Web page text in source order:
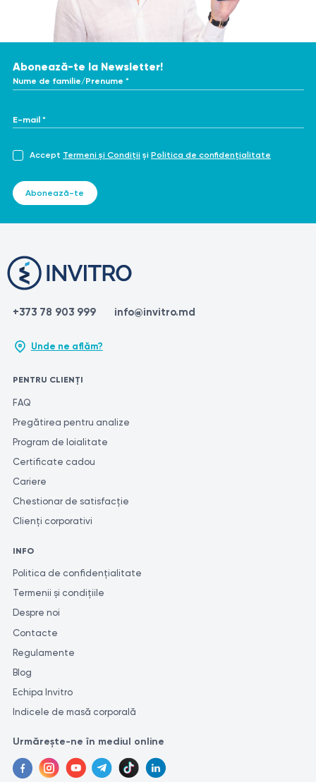
Abonează-te la Newsletter!
Nume de familie/Prenume *
E-mail *
Accept Termeni și Condiții și Politica de confidențialitate
Abonează-te
+373 78 903 999 info@invitro.md
Unde ne aflăm?
PENTRU CLIENȚI
FAQ
Pregătirea pentru analize
Program de loialitate
Certificate cadou
Cariere
Chestionar de satisfacție
Clienți corporativi
INFO
Politica de confidențialitate
Termenii și condițiile
Despre noi
Contacte
Regulamente
Blog
Echipa Invitro
Indicele de masă corporală
Urmărește-ne în mediul online